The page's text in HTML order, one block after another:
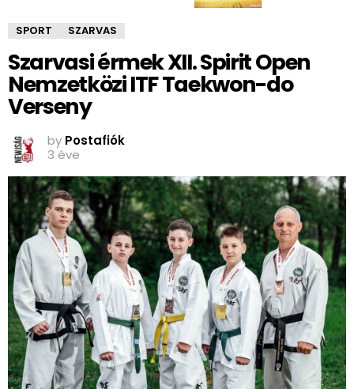
SPORT SZARVAS
Szarvasi érmek XII. Spirit Open
Nemzetközi ITF Taekwon-do
Verseny
by Postafiók
3 éve